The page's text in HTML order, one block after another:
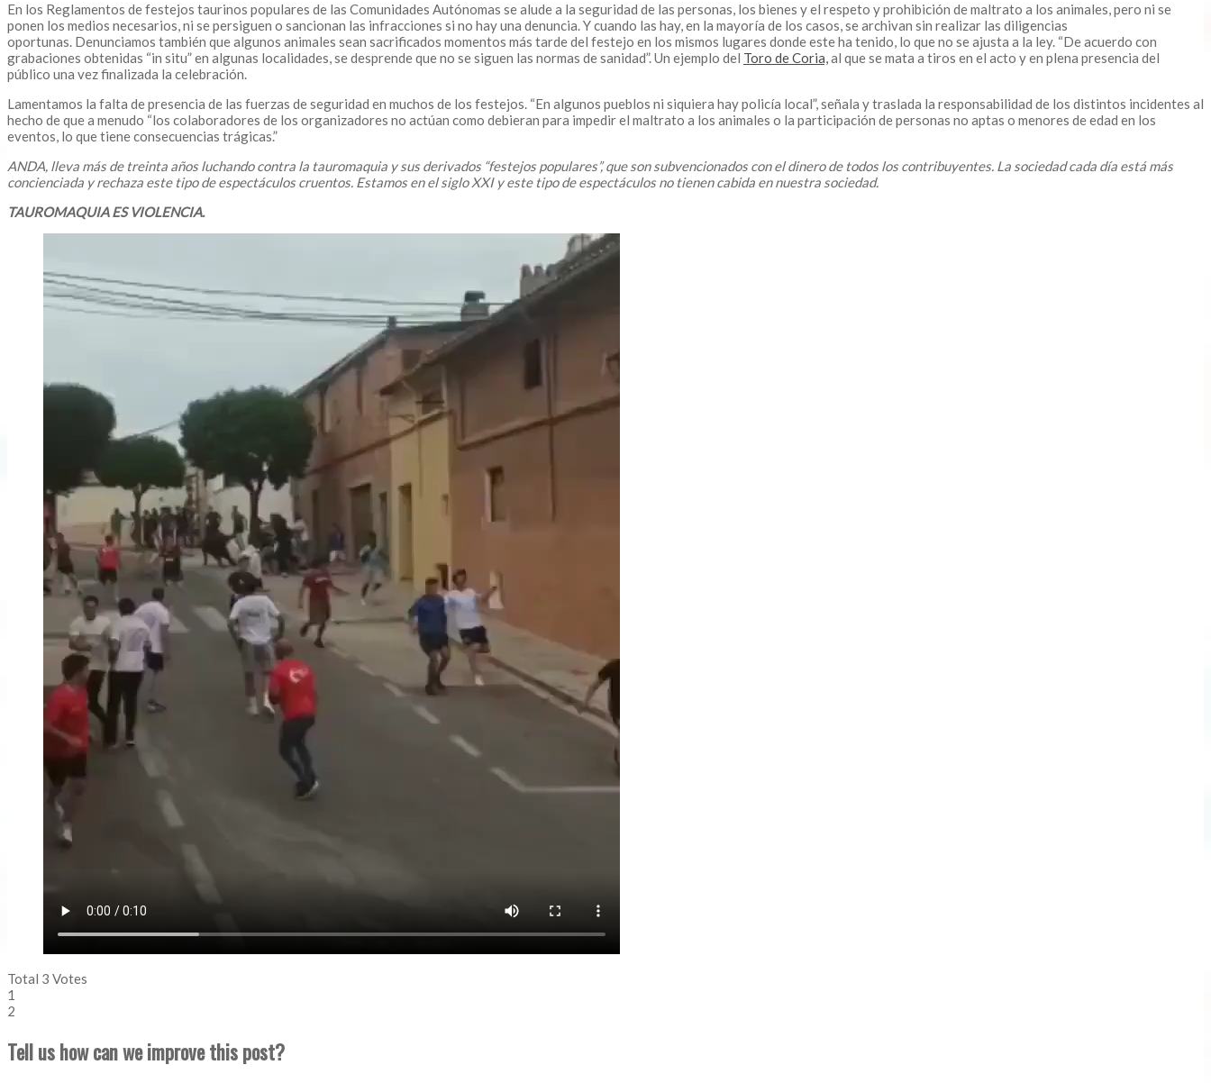
En los Reglamentos de festejos taurinos populares de las Comunidades Autónomas se alude a la seguridad de las personas, los bienes y el respeto y prohibición de maltrato a los animales, pero ni se
ponen los medios necesarios, ni se persiguen o sancionan las infracciones si no hay una denuncia. Y cuando las hay, en la mayoría de los casos, se archivan sin realizar las diligencias
oportunas. Denunciamos también que algunos animales sean sacrificados momentos más tarde del festejo en los mismos lugares donde este ha tenido, lo que no se ajusta a la ley. “De acuerdo con
grabaciones obtenidas “in situ” en algunas localidades, se desprende que no se siguen las normas de sanidad”. Un ejemplo del Toro de Coria,al que se mata a tiros en el acto y en plena presencia del
público una vez finalizada la celebración.
Lamentamos la falta de presencia de las fuerzas de seguridad en muchos de los festejos. “En algunos pueblos ni siquiera hay policía local”, señala y traslada la responsabilidad de los distintos incidentes al
hecho de que a menudo “los colaboradores de los organizadores no actúan como debieran para impedir el maltrato a los animales o la participación de personas no aptas o menores de edad en los
eventos, lo que tiene consecuencias trágicas.”
ANDA, lleva más de treinta años luchando contra la tauromaquia y sus derivados “festejos populares”, que son subvencionados con el dinero de todos los contribuyentes. La sociedad cada día está más
concienciada y rechaza este tipo de espectáculos cruentos. Estamos en el siglo XXI y este tipo de espectáculos no tienen cabida en nuestra sociedad.
TAUROMAQUIA ES VIOLENCIA.
Total 3 Votes
1
2
Tell us how can we improve this post?